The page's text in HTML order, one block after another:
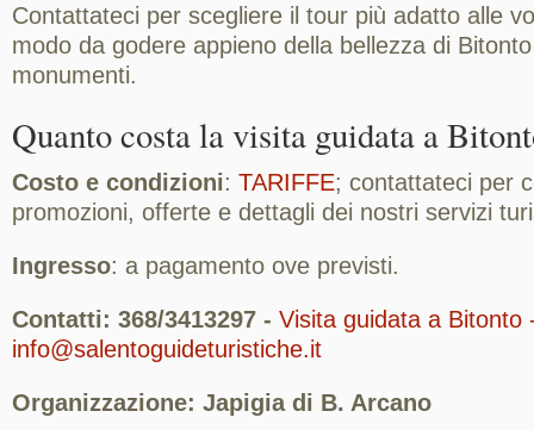
Contattateci per scegliere il tour più adatto alle
modo da godere appieno della bellezza di
monumenti.
Quanto costa la visita guidata a
Costo e condizioni: TARIFFE; contattateci per
promozioni, offerte e dettagli dei nostri servizi
Ingresso: a pagamento ove previsti.
Contatti: 368/3413297 - Visita guidata a Bitonto
info@salentoguideturistiche.it
Organizzazione: Japigia di B. Arcano